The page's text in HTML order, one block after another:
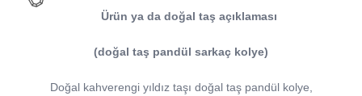
Ürün ya da doğal taş açıklaması
(doğal taş pandül sarkaç kolye)
Doğal kahverengi yıldız taşı doğal taş pandül kolye,